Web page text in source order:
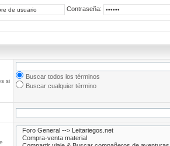
Contraseña:
si
Buscar todos los términos
Buscar cualquier término